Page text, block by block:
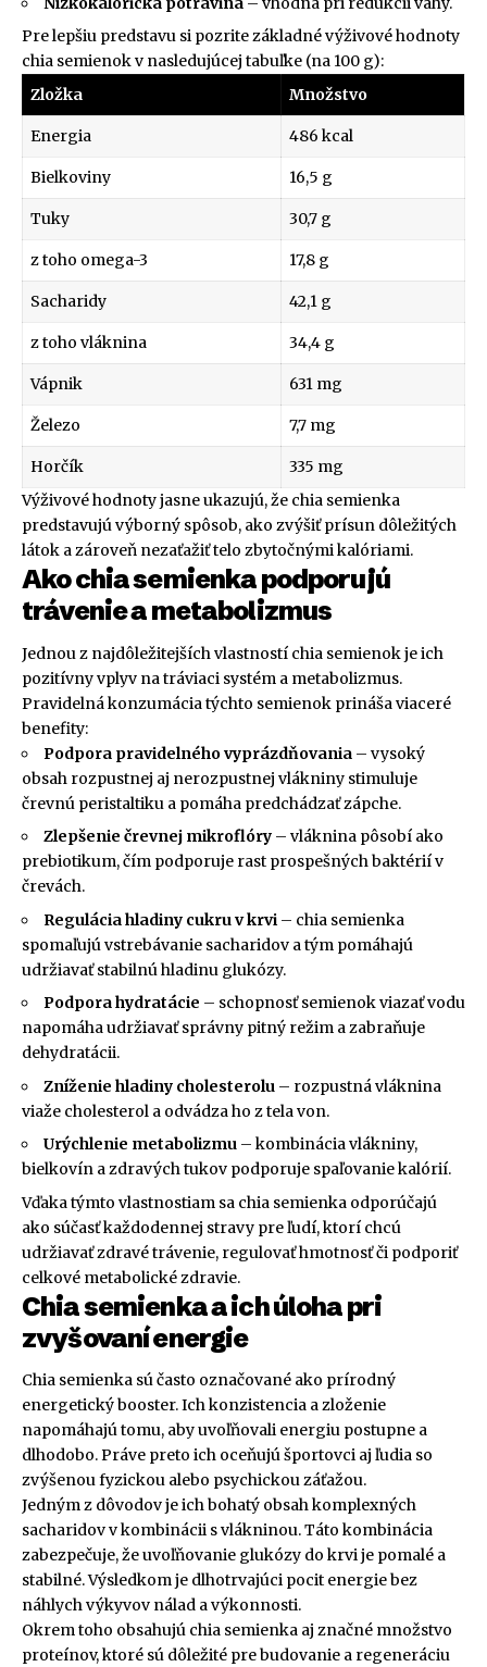
Pre lepšiu predstavu si pozrite základné výživové hodnoty
chia semienok v nasledujúcej tabuľke (na 100 g):
Zložka
Množstvo
Energia 486 kcal
Bielkoviny 16,5 g
Tuky 30,7 g
z toho omega-3 17,8 g
Sacharidy 42,1 g
z toho vláknina 34,4 g
Vápnik 631 mg
Železo 7,7 mg
Horčík
335 mg
Výživové hodnoty jasne ukazujú, že chia semienka
predstavujú výborný spôsob, ako zvýšiť prísun dôležitých
látok a zároveň nezaťažiť telo zbytočnými kalóriami.
Ako chia semienka podporujú
trávenie a metabolizmus
Jednou z najdôležitejších vlastností chia semienok je ich
pozitívny vplyv na tráviaci systém a metabolizmus.
Pravidelná konzumácia týchto semienok prináša viaceré
benefity:
Podpora pravidelného vyprázdňovania – vysoký
obsah rozpustnej aj nerozpustnej vlákniny stimuluje
črevnú peristaltiku a pomáha predchádzať zápche.
Zlepšenie črevnej mikroflóry – vláknina pôsobí ako
prebiotikum, čím podporuje rast prospešných baktérií v
črevách.
Regulácia hladiny cukru v krvi – chia semienka
spomaľujú vstrebávanie sacharidov a tým pomáhajú
udržiavať stabilnú hladinu glukózy.
Podpora hydratácie – schopnosť semienok viazať vodu
napomáha udržiavať správny pitný režim a zabraňuje
dehydratácii.
Zníženie hladiny cholesterolu – rozpustná vláknina
viaže cholesterol a odvádza ho z tela von.
Urýchlenie metabolizmu – kombinácia vlákniny,
bielkovín a zdravých tukov podporuje spaľovanie kalórií.
Vďaka týmto vlastnostiam sa chia semienka odporúčajú
ako súčasť každodennej stravy pre ľudí, ktorí chcú
udržiavať zdravé trávenie, regulovať hmotnosť či podporiť
celkové metabolické zdravie.
Chia semienka a ich úloha pri
zvyšovaní energie
Chia semienka sú často označované ako prírodný
energetický booster. Ich konzistencia a zloženie
napomáhajú tomu, aby uvoľňovali energiu postupne a
dlhodobo. Práve preto ich oceňujú športovci aj ľudia so
zvýšenou fyzickou alebo psychickou záťažou.
Jedným z dôvodov je ich bohatý obsah komplexných
sacharidov v kombinácii s vlákninou. Táto kombinácia
zabezpečuje, že uvoľňovanie glukózy do krvi je pomalé a
stabilné. Výsledkom je dlhotrvajúci pocit energie bez
náhlych výkyvov nálad a výkonnosti.
Okrem toho obsahujú chia semienka aj značné množstvo
proteínov, ktoré sú dôležité pre budovanie a regeneráciu